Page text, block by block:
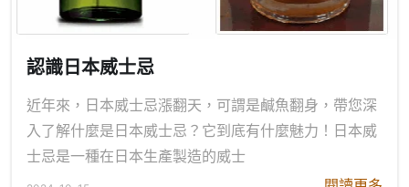
認識日本威士忌
近年來，日本威士忌漲翻天，可謂是鹹魚翻身，帶您深
入了解什麼是日本威士忌？它到底有什麼魅力！日本威
士忌是一種在日本生產製造的威士